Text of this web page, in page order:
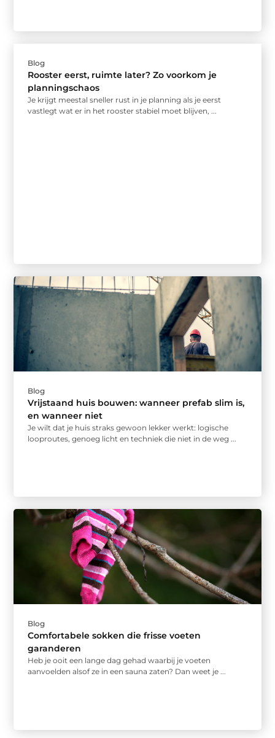
Blog
Rooster eerst, ruimte later? Zo voorkom je
planningschaos
Je krijgt meestal sneller rust in je planning als je eerst
vastlegt wat er in het rooster stabiel moet blijven, ...
Blog
Vrijstaand huis bouwen: wanneer prefab slim is,
en wanneer niet
Je wilt dat je huis straks gewoon lekker werkt: logische
looproutes, genoeg licht en techniek die niet in de weg ...
Blog
Comfortabele sokken die frisse voeten
garanderen
Heb je ooit een lange dag gehad waarbij je voeten
aanvoelden alsof ze in een sauna zaten? Dan weet je ...